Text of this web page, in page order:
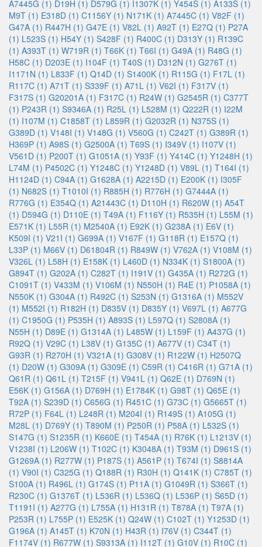
A7445G (1) D19H (1) D579G (1) I1307K (1) Y454S (1) A133S (1)
M9T (1) E318D (1) C1156Y (1) N171K (1) A7445C (1) V82F (1)
G47A (1) R447H (1) G47E (1) V82L (1) A92T (1) E27Q (1) P27A
(1) L523S (1) H54Y (1) S428F (1) R400C (1) D313Y (1) R139C
(1) A393T (1) W719R (1) T66K (1) T66I (1) G49A (1) R48G (1)
H58C (1) D203E (1) I104F (1) T40S (1) D312N (1) G276T (1)
I1171N (1) L833F (1) Q14D (1) S1400K (1) R115G (1) F17L (1)
R117C (1) A71T (1) S339F (1) A71L (1) V62I (1) F317V (1)
F317S (1) G20201A (1) F317C (1) R24W (1) G2545R (1) C377T
(1) P243R (1) S9346A (1) R25L (1) L528M (1) Q222R (1) I22M
(1) I107M (1) C1858T (1) L859R (1) G2032R (1) N375S (1)
G389D (1) V148I (1) V148G (1) V560G (1) C242T (1) G389R (1)
H369P (1) A98S (1) G2500A (1) T69S (1) I349V (1) I107V (1)
V561D (1) P200T (1) G1051A (1) Y93F (1) Y414C (1) Y1248H (1)
L74M (1) P4502C (1) Y1248C (1) Y1248D (1) V89L (1) T164I (1)
H1124D (1) C94A (1) G1628A (1) A2215D (1) E200K (1) I305F
(1) N682S (1) T1010I (1) R885H (1) R776H (1) G7444A (1)
R776G (1) E354Q (1) A21443C (1) D110H (1) R620W (1) A54T
(1) D594G (1) D110E (1) T49A (1) F116Y (1) R535H (1) L55M (1)
E571K (1) L55R (1) M2540A (1) E92K (1) G238A (1) E6V (1)
K509I (1) V21I (1) G699A (1) V167F (1) G118R (1) E157Q (1)
L33P (1) M66V (1) D61804R (1) R849W (1) V762A (1) V108M (1)
V326L (1) L58H (1) E158K (1) L460D (1) N334K (1) S1800A (1)
G894T (1) G202A (1) C282T (1) I191V (1) G435A (1) R272G (1)
C1091T (1) V433M (1) V106M (1) N550H (1) R4E (1) P1058A (1)
N550K (1) G304A (1) R492C (1) S253N (1) G1316A (1) M552V
(1) M552I (1) R182H (1) D835V (1) D835Y (1) V697L (1) A677G
(1) C1950G (1) P535H (1) A893S (1) L597Q (1) S2808A (1)
N55H (1) D89E (1) G1314A (1) L485W (1) L159F (1) A437G (1)
R92Q (1) V29C (1) L38V (1) G135C (1) A677V (1) C34T (1)
G93R (1) R270H (1) V321A (1) G308V (1) R122W (1) H2507Q
(1) D20W (1) G309A (1) G309E (1) C59R (1) C416R (1) G71A (1)
Q61R (1) Q61L (1) T215F (1) V941L (1) Q62E (1) D769N (1)
E56K (1) G156A (1) D769H (1) E1784K (1) G98T (1) Q65E (1)
T92A (1) S239D (1) C656G (1) R451C (1) G73C (1) G5665T (1)
R72P (1) F64L (1) L248R (1) M204I (1) R149S (1) A105G (1)
M28L (1) D769Y (1) T890M (1) P250R (1) P58A (1) L532S (1)
S147G (1) S1235R (1) K660E (1) T454A (1) R76K (1) L1213V (1)
V1238I (1) L206W (1) T102C (1) K3048A (1) T93M (1) D961S (1)
G1269A (1) R277W (1) P187S (1) A561P (1) T674I (1) S8814A
(1) V90I (1) C325G (1) Q188R (1) R30H (1) Q141K (1) C785T (1)
S100A (1) R496L (1) G174S (1) P11A (1) G1049R (1) S366T (1)
R230C (1) G1376T (1) L536R (1) L536Q (1) L536P (1) S65D (1)
T1191I (1) A277G (1) L755A (1) H131R (1) T878A (1) T97A (1)
P253R (1) L755P (1) E525K (1) Q24W (1) C102T (1) Y1253D (1)
G196A (1) A145T (1) K70N (1) H43R (1) I76V (1) C344T (1)
F1174V (1) R677W (1) S9313A (1) I112T (1) G10V (1) R10C (1)